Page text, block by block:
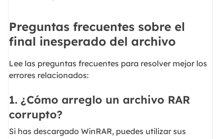
Preguntas frecuentes sobre el
final inesperado del archivo
Lee las preguntas frecuentes para resolver mejor los
errores relacionados:
1. ¿Cómo arreglo un archivo RAR
corrupto?
Si has descargado WinRAR, puedes utilizar sus